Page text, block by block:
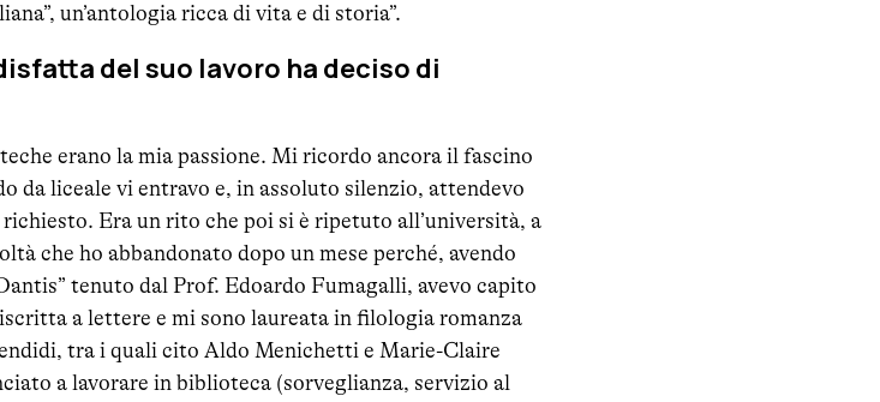
un’antologia ricca di vita e di storia”.
del suo lavoro ha deciso di
erano la mia passione. Mi ricordo ancora il fascino
da liceale vi entravo e, in assoluto silenzio, attendevo
Era un rito che poi si è ripetuto all’università, a
che ho abbandonato dopo un mese perché, avendo
tenuto dal Prof. Edoardo Fumagalli, avevo capito
a lettere e mi sono laureata in filologia romanza
tra i quali cito Aldo Menichetti e Marie-Claire
a lavorare in biblioteca (sorveglianza, servizio al